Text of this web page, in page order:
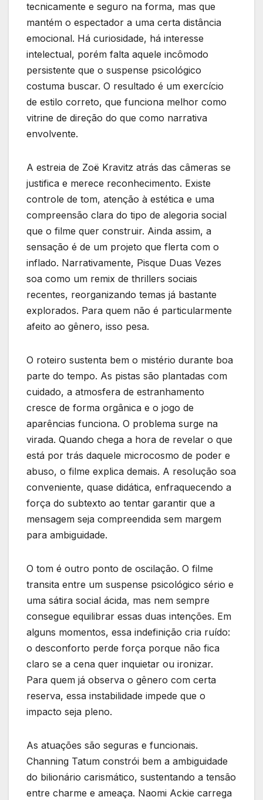
tecnicamente e seguro na forma, mas que
mantém o espectador a uma certa distância
emocional. Há curiosidade, há interesse
intelectual, porém falta aquele incômodo
persistente que o suspense psicológico
costuma buscar. O resultado é um exercício
de estilo correto, que funciona melhor como
vitrine de direção do que como narrativa
envolvente.
A estreia de Zoë Kravitz atrás das câmeras se
justifica e merece reconhecimento. Existe
controle de tom, atenção à estética e uma
compreensão clara do tipo de alegoria social
que o filme quer construir. Ainda assim, a
sensação é de um projeto que flerta com o
inflado. Narrativamente, Pisque Duas Vezes
soa como um remix de thrillers sociais
recentes, reorganizando temas já bastante
explorados. Para quem não é particularmente
afeito ao gênero, isso pesa.
O roteiro sustenta bem o mistério durante boa
parte do tempo. As pistas são plantadas com
cuidado, a atmosfera de estranhamento
cresce de forma orgânica e o jogo de
aparências funciona. O problema surge na
virada. Quando chega a hora de revelar o que
está por trás daquele microcosmo de poder e
abuso, o filme explica demais. A resolução soa
conveniente, quase didática, enfraquecendo a
força do subtexto ao tentar garantir que a
mensagem seja compreendida sem margem
para ambiguidade.
O tom é outro ponto de oscilação. O filme
transita entre um suspense psicológico sério e
uma sátira social ácida, mas nem sempre
consegue equilibrar essas duas intenções. Em
alguns momentos, essa indefinição cria ruído:
o desconforto perde força porque não fica
claro se a cena quer inquietar ou ironizar.
Para quem já observa o gênero com certa
reserva, essa instabilidade impede que o
impacto seja pleno.
As atuações são seguras e funcionais.
Channing Tatum constrói bem a ambiguidade
do bilionário carismático, sustentando a tensão
entre charme e ameaça. Naomi Ackie carrega